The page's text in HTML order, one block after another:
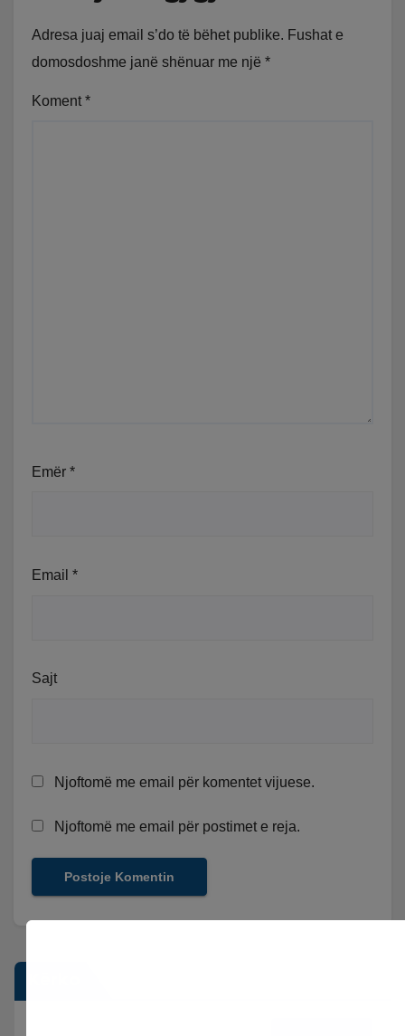
Adresa juaj email s’do të bëhet publike. Fushat e
domosdoshme janë shënuar me një *
Koment *
Emër *
Email *
Sajt
Njoftomë me email për komentet vijuese.
Njoftomë me email për postimet e reja.